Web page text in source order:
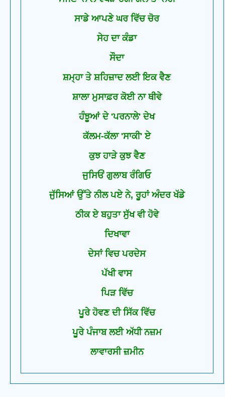
ਸਾਡੇ ਆਪਣੇ ਘਰ ਵਿੱਚ ਚੋਰ
ਸੇਹ ਦਾ ਕੰਡਾ
ਸੌਦਾ
ਸ਼ਮ੍ਹਾ ਤੇ ਸ਼ਹਿਜ਼ਾਦ ਲਈ ਇਕ ਵੈਣ
ਸ਼ਾਲਾ ਮੁਸਾਫ਼ਰ ਕੋਈ ਨਾ ਥੀਵੇ
ਹੰਝੂਆਂ ਦੇ 'ਪਰਨਾਲੇ' ਦੇਖ
ਕੱਲਮ-ਕੱਲਾ 'ਸਾਕੀ' ਏ
ਕੁਝ ਹਾੜੇ ਕੁਝ ਵੈਣ
ਜੁਸਿਓਂ ਗੁਲਾਬ ਰੰਗਿਓ
ਜੁੱਸਿਆਂ ਉੱਤੇ ਨੀਲ ਪਏ ਨੇ, ਰੂਹਾਂ ਅੰਦਰ ਖੱਡੇ
ਠੀਕ ਏ ਬਹੁਤਾ ਸੁੱਖ ਵੀ ਹੋਵੇ
ਦਿਖਾਵਾ
ਦੇਸਾਂ ਵਿਚ ਪਰਦੇਸ
ਪੱਖੀ ਵਾਸ
ਪਿੜ ਵਿੱਚ
ਪੂਰੇ ਹੋਵਣ ਦੀ ਸਿੱਕ ਵਿੱਚ
ਪੂਰੇ ਪੰਜਾਬ ਲਈ ਅੱਧੀ ਨਜ਼ਮ
ਲਾਵਾਰਸੀ ਜ਼ਮੀਨ